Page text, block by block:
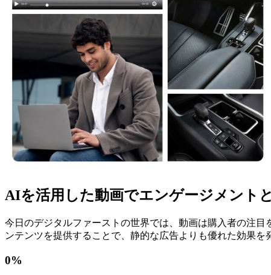
AIを活用した動画でエンゲージメント
今日のデジタルファーストの世界では、動画は購入者の注
ンテンツを提供することで、静的な広告よりも優れた効果を
0%